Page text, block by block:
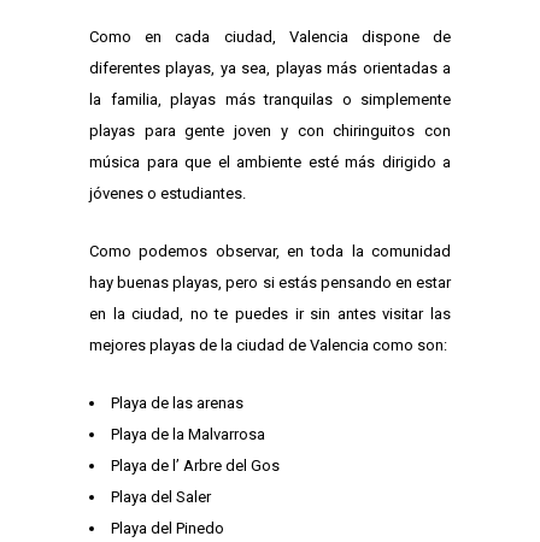
Como en cada ciudad, Valencia dispone de
diferentes playas, ya sea, playas más orientadas a
la familia, playas más tranquilas o simplemente
playas para gente joven y con chiringuitos con
música para que el ambiente esté más dirigido a
jóvenes o estudiantes.
Como podemos observar, en toda la comunidad
hay buenas playas, pero si estás pensando en estar
en la ciudad, no te puedes ir sin antes visitar las
mejores playas de la ciudad de Valencia como son:
Playa de las arenas
Playa de la Malvarrosa
Playa de l’ Arbre del Gos
Playa del Saler
Playa del Pinedo